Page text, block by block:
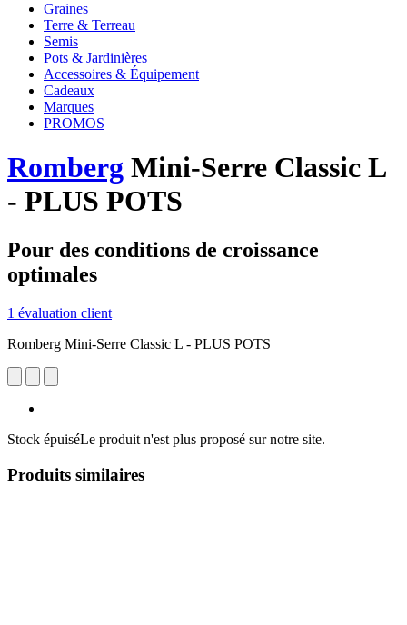
Graines
Terre & Terreau
Semis
Pots & Jardinières
Accessoires & Équipement
Cadeaux
Marques
PROMOS
Romberg Mini-Serre Classic L
- PLUS POTS
Pour des conditions de croissance
optimales
1 évaluation client
Romberg Mini-Serre Classic L - PLUS POTS
Stock épuiséLe produit n'est plus proposé sur notre site.
Produits similaires